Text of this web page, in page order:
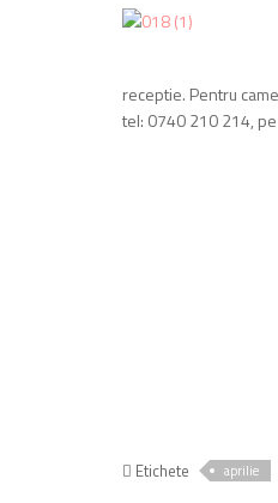
receptie. Pentru
tel: 0740 210 214,
Etichete aprilie